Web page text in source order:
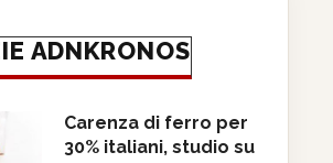
ADNKRONOS
Carenza di ferro per
30% italiani, studio su